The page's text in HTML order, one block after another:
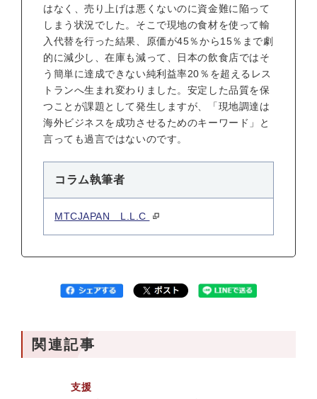
はなく、売り上げは悪くないのに資金難に陥って
しまう状況でした。そこで現地の食材を使って輸
入代替を行った結果、原価が45％から15％まで劇
的に減少し、在庫も減って、日本の飲食店ではそ
う簡単に達成できない純利益率20％を超えるレス
トランへ生まれ変わりました。安定した品質を保
つことが課題として発生しますが、「現地調達は
海外ビジネスを成功させるためのキーワード」と
言っても過言ではないのです。
コラム執筆者
MTCJAPAN L.L.C
関連記事
支援